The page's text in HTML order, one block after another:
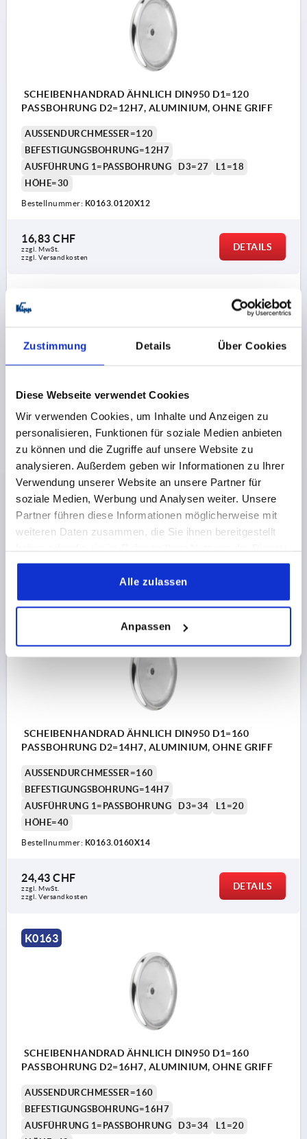
Zustimmung Details Über Cookies
Diese Webseite verwendet Cookies
Wir verwenden Cookies, um Inhalte und Anzeigen zu
personalisieren, Funktionen für soziale Medien anbieten
zu können und die Zugriffe auf unsere Website zu
analysieren. Außerdem geben wir Informationen zu Ihrer
Verwendung unserer Website an unsere Partner für
soziale Medien, Werbung und Analysen weiter. Unsere
Partner führen diese Informationen möglicherweise mit
weiteren Daten zusammen, die Sie ihnen bereitgestellt
gesammelt haben.
Alle zulassen
Anpassen
SCHEIBENHANDRAD ÄHNLICH DIN950 D1=120
PASSBOHRUNG D2=12H7, ALUMINIUM, OHNE GRIFF
AUSSENDURCHMESSER=120
BEFESTIGUNGSBOHRUNG=12H7
AUSFÜHRUNG 1=PASSBOHRUNG
D3=27
L1=18
HÖHE=30
Bestellnummer: K0163.0120X12
16,83 CHF
zzgl. MwSt.
zzgl. Versandkosten
DETAILS
K0163
SCHEIBENHANDRAD ÄHNLICH DIN950 D1=120
PASSBOHRUNG D2=14H7, ALUMINIUM, OHNE GRIFF
AUSSENDURCHMESSER=120
BEFESTIGUNGSBOHRUNG=14H7
AUSFÜHRUNG 1=PASSBOHRUNG
D3=27
L1=18
HÖHE=30
DETAILS
SCHEIBENHANDRAD ÄHNLICH DIN950 D1=160
PASSBOHRUNG D2=14H7, ALUMINIUM, OHNE GRIFF
AUSSENDURCHMESSER=160
BEFESTIGUNGSBOHRUNG=14H7
AUSFÜHRUNG 1=PASSBOHRUNG
D3=34
L1=20
HÖHE=40
Bestellnummer: K0163.0160X14
24,43 CHF
zzgl. MwSt.
zzgl. Versandkosten
DETAILS
K0163
SCHEIBENHANDRAD ÄHNLICH DIN950 D1=160
PASSBOHRUNG D2=16H7, ALUMINIUM, OHNE GRIFF
AUSSENDURCHMESSER=160
BEFESTIGUNGSBOHRUNG=16H7
AUSFÜHRUNG 1=PASSBOHRUNG
D3=34
L1=20